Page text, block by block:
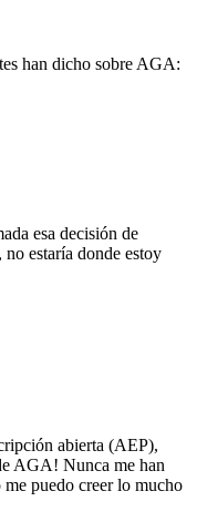
han dicho sobre AGA:
esa decisión de
estaría donde estoy
abierta (AEP),
AGA! Nunca me han
puedo creer lo mucho